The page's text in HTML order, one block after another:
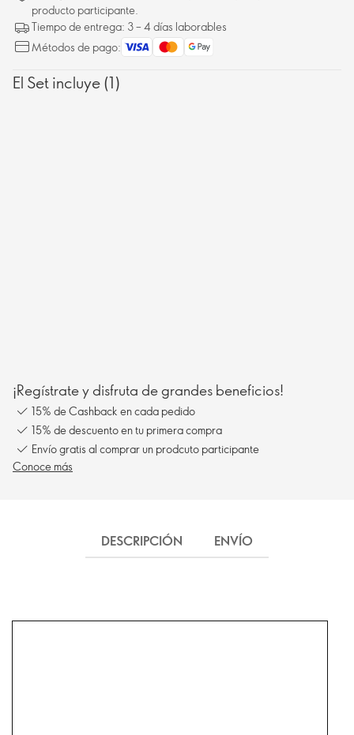
producto participante.
Tiempo de entrega: 3 – 4 días laborables
Métodos de pago:
El Set incluye (1)
¡Regístrate y disfruta de grandes beneficios!
15% de Cashback en cada pedido
15% de descuento en tu primera compra
Envío gratis al comprar un prodcuto participante
Conoce más
DESCRIPCIÓN ENVÍO